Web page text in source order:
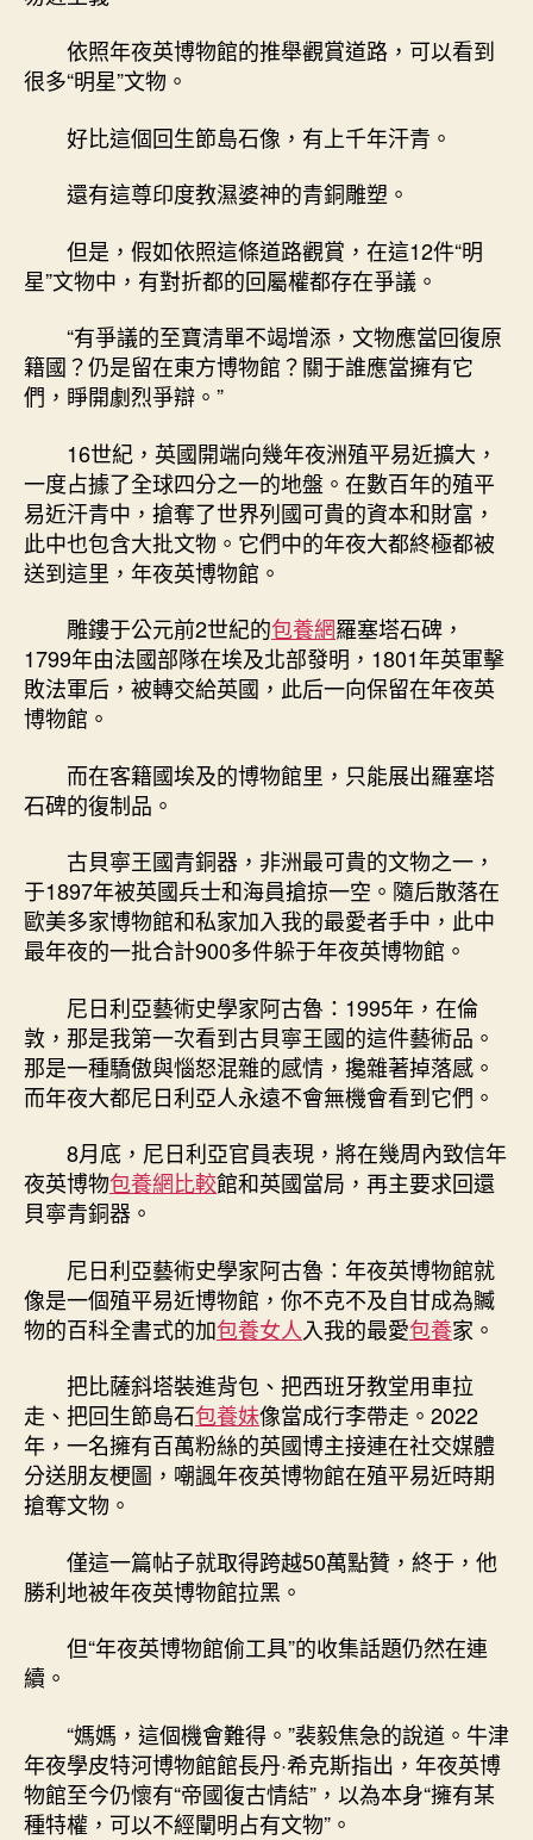
依照年夜英博物館的推舉觀賞道路，可以看到
很多“明星”文物。
好比這個回生節島石像，有上千年汗青。
還有這尊印度教濕婆神的青銅雕塑。
但是，假如依照這條道路觀賞，在這12件“明
星”文物中，有對折都的回屬權都存在爭議。
“有爭議的至寶清單不竭增添，文物應當回復原
籍國？仍是留在東方博物館？關于誰應當擁有它
們，睜開劇烈爭辯。”
16世紀，英國開端向幾年夜洲殖平易近擴大，
一度占據了全球四分之一的地盤。在數百年的殖平
易近汗青中，搶奪了世界列國可貴的資本和財富，
此中也包含大批文物。它們中的年夜大都終極都被
送到這里，年夜英博物館。
雕鏤于公元前2世紀的包養網羅塞塔石碑，
1799年由法國部隊在埃及北部發明，1801年英軍擊
敗法軍后，被轉交給英國，此后一向保留在年夜英
博物館。
而在客籍國埃及的博物館里，只能展出羅塞塔
石碑的復制品。
古貝寧王國青銅器，非洲最可貴的文物之一，
于1897年被英國兵士和海員搶掠一空。隨后散落在
歐美多家博物館和私家加入我的最愛者手中，此中
最年夜的一批合計900多件躲于年夜英博物館。
尼日利亞藝術史學家阿古魯：1995年，在倫
敦，那是我第一次看到古貝寧王國的這件藝術品。
那是一種驕傲與惱怒混雜的感情，攙雜著掉落感。
而年夜大都尼日利亞人永遠不會無機會看到它們。
8月底，尼日利亞官員表現，將在幾周內致信年
夜英博物包養網比較館和英國當局，再主要求回還
貝寧青銅器。
尼日利亞藝術史學家阿古魯：年夜英博物館就
像是一個殖平易近博物館，你不克不及自甘成為贓
物的百科全書式的加包養女人入我的最愛包養家。
把比薩斜塔裝進背包、把西班牙教堂用車拉
走、把回生節島石包養妹像當成行李帶走。2022
年，一名擁有百萬粉絲的英國博主接連在社交媒體
分送朋友梗圖，嘲諷年夜英博物館在殖平易近時期
搶奪文物。
僅這一篇帖子就取得跨越50萬點贊，終于，他
勝利地被年夜英博物館拉黑。
但“年夜英博物館偷工具”的收集話題仍然在連
續。
“媽媽，這個機會難得。”裴毅焦急的說道。牛津
年夜學皮特河博物館館長丹·希克斯指出，年夜英博
物館至今仍懷有“帝國復古情結”，以為本身“擁有某
種特權，可以不經闡明占有文物”。